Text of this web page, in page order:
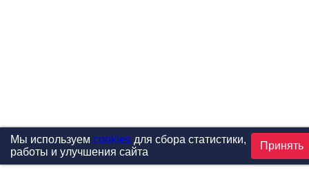
Мы используем cookiesдля сбора статистики,
работы и улучшения сайта
Принять